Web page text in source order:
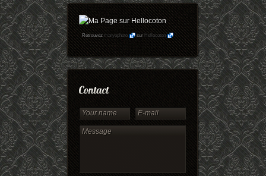
Retrouvezmaryophoto surHellocoton